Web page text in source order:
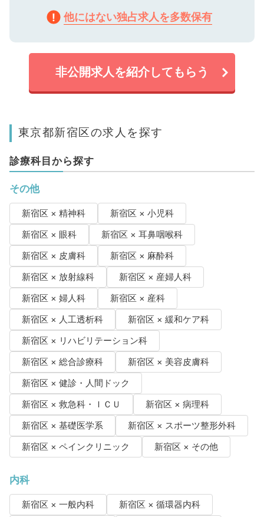
他にはない独占求人を多数保有
非公開求人を紹介してもらう
東京都新宿区の求人を探す
診療科目から探す
その他
新宿区 × 精神科
新宿区 × 小児科
新宿区 × 眼科
新宿区 × 耳鼻咽喉科
新宿区 × 皮膚科
新宿区 × 麻酔科
新宿区 × 放射線科
新宿区 × 産婦人科
新宿区 × 婦人科
新宿区 × 産科
新宿区 × 人工透析科
新宿区 × 緩和ケア科
新宿区 × リハビリテーション科
新宿区 × 総合診療科
新宿区 × 美容皮膚科
新宿区 × 健診・人間ドック
新宿区 × 救急科・ＩＣＵ
新宿区 × 病理科
新宿区 × 基礎医学系
新宿区 × スポーツ整形外科
新宿区 × ペインクリニック
新宿区 × その他
内科
新宿区 × 一般内科 新宿区 × 循環器内科